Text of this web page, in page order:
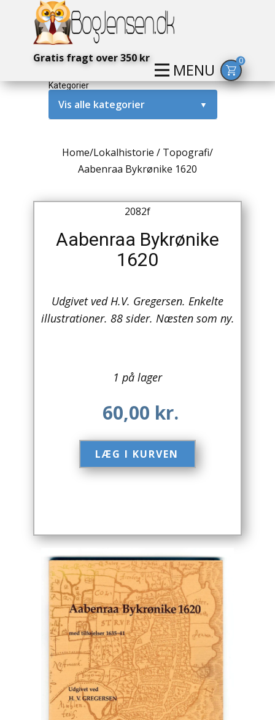
MENU
Gratis fragt over 350 kr 0
Kategorier
Vis alle kategorier ▼
Amerika / USA
Antikke / Specielle Bøger
Antikviteter
Arkitektur
Asien
Biografier / Erindringer
Børn / Unge
Børnebøger
Bryggerier
Drikkevare / Øl / Vin
Engelsk
Erhverv
Europa
Fantasy / Sciencefiction
Filosofi
Håndarbejde
Home/Lokalhistorie / Topografi/
Aabenraa Bykrønike 1620
2082f
Aabenraa Bykrønike
1620
Udgivet ved H.V. Gregersen. Enkelte
illustrationer. 88 sider. Næsten som ny.
1 på lager
60,00 kr.
LÆG I KURVEN​